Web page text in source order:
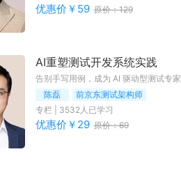
优惠价￥ 59 原价：129
AI重塑测试开发系统实践
告别手写用例，成为 AI 驱动型测试专家
陈磊
前京东测试架构师
专栏
3532人已学习
优惠价￥ 29 原价：69